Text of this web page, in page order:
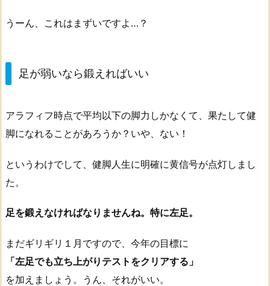
うーん、これはまずいですよ…？
足が弱いなら鍛えればいい
アラフィフ時点で平均以下の脚力しかなくて、果たして健
脚になれることがあろうか？いや、ない！
というわけでして、健脚人生に明確に黄信号が点灯しまし
た。
足を鍛えなければなりませんね。特に左足。
まだギリギリ１月ですので、今年の目標に
「左足でも立ち上がりテストをクリアする」
を加えましょう。うん、それがいい。